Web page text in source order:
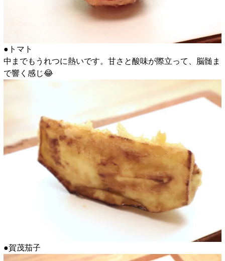
●トマト
中までもうれつに熱いです。甘さと酸味が際立って、脳髄ま
で響く感じ😂
●賀茂茄子